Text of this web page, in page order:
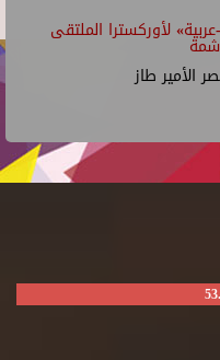
لأوركسترا الملتقى
شمة
الأمير طاز